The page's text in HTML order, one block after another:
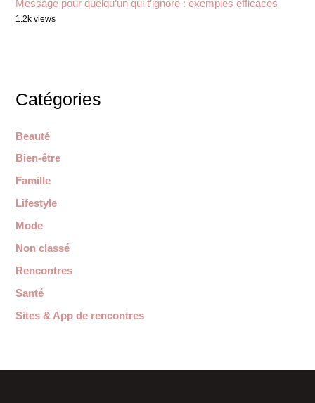
Message pour quelqu’un qui t’ignore : exemples efficaces
1.2k views
Catégories
Beauté
Bien-être
Famille
Lifestyle
Mode
Non classé
Rencontres
Santé
Sites & App de rencontres